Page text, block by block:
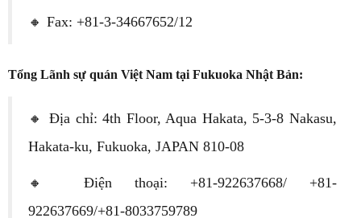
🔸 Fax: +81-3-34667652/12
Tổng Lãnh sự quán Việt Nam tại Fukuoka Nhật Bản:
🔸 Địa chỉ: 4th Floor, Aqua Hakata, 5-3-8 Nakasu,
Hakata-ku, Fukuoka, JAPAN 810-08
🔸 Điện thoại: +81-922637668/ +81-
922637669/+81-8033759789